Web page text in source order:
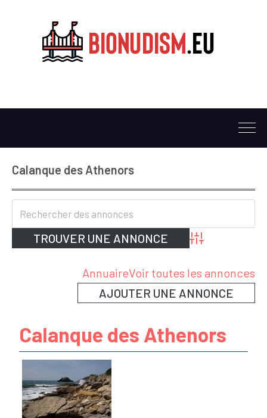
Calanque des Athenors
Advanced Search
AnnuaireVoir toutes les annonces
AJOUTER UNE ANNONCE
Calanque des Athenors